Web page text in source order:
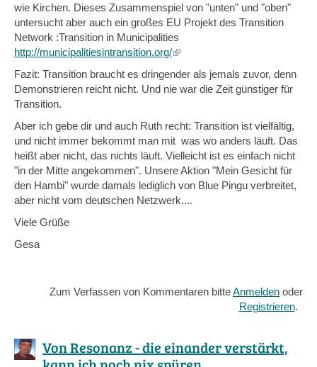
wie Kirchen. Dieses Zusammenspiel von "unten" und "oben"
untersucht aber auch ein großes EU Projekt des Transition
Network :Transition in Municipalities
http://municipalitiesintransition.org/(link
external)
Fazit: Transition braucht es dringender als jemals zuvor, denn
Demonstrieren reicht nicht. Und nie war die Zeit günstiger für
Transition.
Aber ich gebe dir und auch Ruth recht: Transition ist vielfältig,
und nicht immer bekommt man mit was wo anders läuft. Das
heißt aber nicht, das nichts läuft. Vielleicht ist es einfach nicht
"in der Mitte angekommen". Unsere Aktion "Mein Gesicht für
den Hambi" wurde damals lediglich von Blue Pingu verbreitet,
aber nicht vom deutschen Netzwerk....
Viele Grüße
Gesa
Zum Verfassen von Kommentaren bitteAnmelden oder
Registrieren.
Von Resonanz - die einander verstärkt,